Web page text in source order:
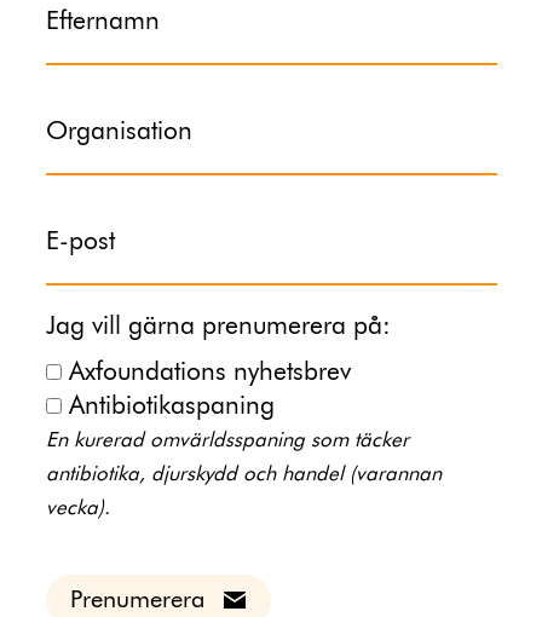
Efternamn
Organisation
E-post
Jag vill gärna prenumerera på:
Axfoundations nyhetsbrev
Antibiotikaspaning
En kurerad omvärldsspaning som täcker
antibiotika, djurskydd och handel (varannan
vecka).
Prenumerera